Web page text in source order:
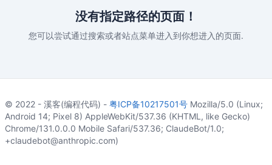
没有指定路径的页面！
您可以尝试通过搜索或者站点菜单进入到你想进入的页面.
© 2022 - 溪客(编程代码) - 粤ICP备10217501号 Mozilla/5.0 (Linux;
Android 14; Pixel 8) AppleWebKit/537.36 (KHTML, like Gecko)
Chrome/131.0.0.0 Mobile Safari/537.36; ClaudeBot/1.0;
+claudebot@anthropic.com)